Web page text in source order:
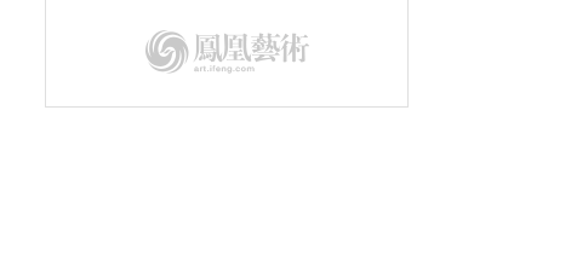
第二届深圳“琵鹭杯”丨演讲嘉宾